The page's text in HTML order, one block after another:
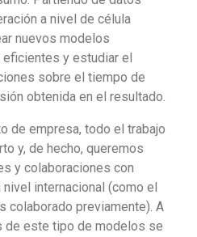
a nivel de célula
nuevos modelos
y estudiar el
sobre el tiempo de
obtenida en el resultado.
de empresa, todo el trabajo
y, de hecho, queremos
y colaboraciones con
internacional (como el
colaborado previamente). A
de este tipo de modelos se